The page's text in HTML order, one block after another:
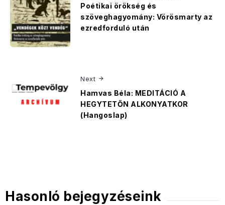
Poétikai örökség és
szöveghagyomány: Vörösmarty az
ezredforduló után
Next
Hamvas Béla: MEDITÁCIÓ A
HEGYTETŐN ALKONYATKOR
(Hangoslap)
Hasonló bejegyzéseink